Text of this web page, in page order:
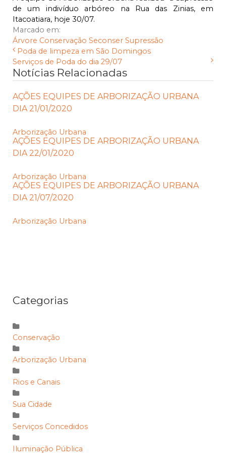
de um indivíduo arbóreo na Rua das Zinias, em
Itacoatiara, hoje 30/07.
Marcado em:
Árvore Conservação Seconser Supressão
Poda de limpeza em São Domingos
Serviços de Poda do dia 29/07
Notícias Relacionadas
AÇÕES EQUIPES DE ARBORIZAÇÃO URBANA
DIA 21/01/2020
Arborização Urbana
AÇÕES EQUIPES DE ARBORIZAÇÃO URBANA
DIA 22/01/2020
Arborização Urbana
AÇÕES EQUIPES DE ARBORIZAÇÃO URBANA
DIA 21/07/2020
Arborização Urbana
Categorias
Conservação
Arborização Urbana
Rios e Canais
Sua Cidade
Serviços Concedidos
Iluminação Pública